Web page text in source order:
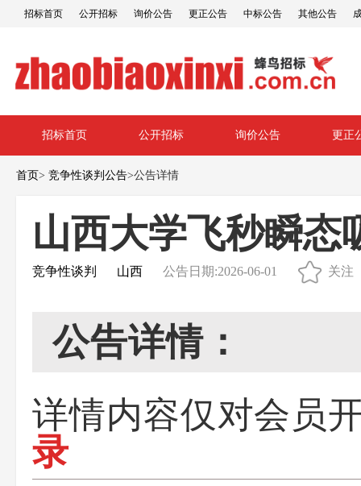
招标首页 公开招标 询价公告 更正公告 中标公告 其他公告
招标首页 公开招标 询价公告 更正
首页> 竞争性谈判公告>公告详情
山西大学飞秒瞬态
竞争性谈判 山西 公告日期:2026-06-01 关注
公告详情：
详情内容仅对会员
录